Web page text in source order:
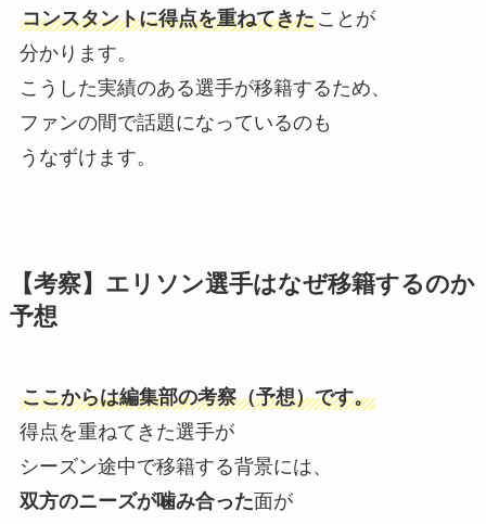
コンスタントに得点を重ねてきたことが
分かります。
こうした実績のある選手が移籍するため、
ファンの間で話題になっているのも
うなずけます。
【考察】エリソン選手はなぜ移籍するのか
予想
ここからは編集部の考察（予想）です。
得点を重ねてきた選手が
シーズン途中で移籍する背景には、
双方のニーズが噛み合った面が